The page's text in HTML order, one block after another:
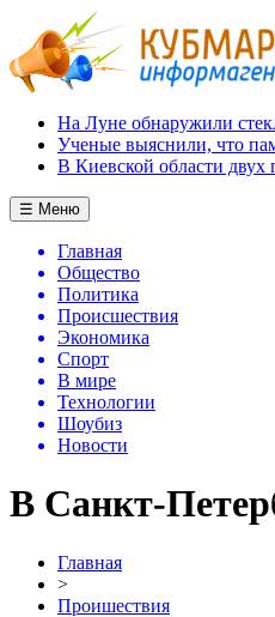
На Луне обнаружили
Ученые выяснили, что
В Киевской области двух
☰ Меню
Главная
Общество
Политика
Происшествия
Экономика
Спорт
В мире
Технологии
Шоубиз
Новости
В Санкт-
Главная
>
Проишествия